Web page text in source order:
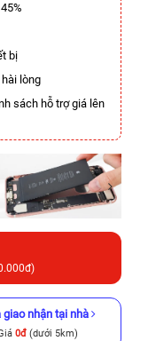
bị
lòng
sách hỗ trợ giá lên
giao nhận tại nhà
0đ (dưới 5km)